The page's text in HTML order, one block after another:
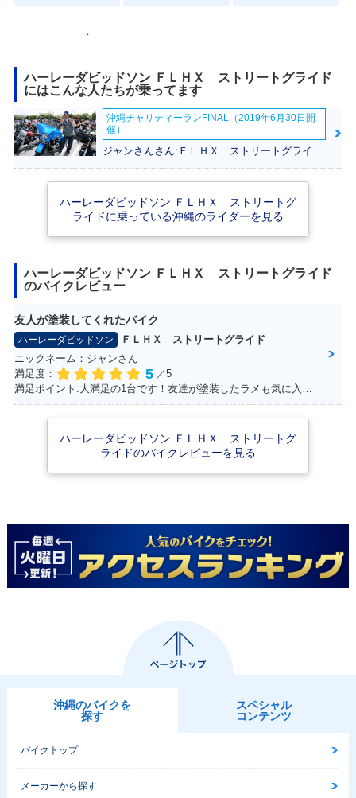
2018年 FLHX ANV
Street Glide Anniv
ersary・特別・限
定仕様
2018年 FLHX Stre
et Glide
2014年 FLHX Stre
et Glide・マイナー
チェンジ
2013年 FLHX103
Street Glide・カラ
ーチェンジ
2012年 FLHX103
Street Glide・マイ
2011年 FLHX Stre
et Glide・カラーチ
et Glide・カラーチ
2007年 FLHX Stre
et Glide
2006年 FLHX Stre
et Glide
ハーレーダビッドソン ＦＬＨＸ ストリートグライド
にはこんな人たちが乗ってます
沖縄チャリティーランFINAL（2019年6月30日開
催）
ハーレーダビッドソン ＦＬＨＸ ストリートグ
ライドに乗っている沖縄のライダーを見る
ハーレーダビッドソン ＦＬＨＸ ストリートグライド
のバイクレビュー
友人が塗装してくれたバイク
ハーレーダビッドソン
ＦＬＨＸ ストリートグライド
ニックネーム：ジャンさん
満足度：
5 ／5
ハーレーダビッドソン ＦＬＨＸ ストリートグ
ライドのバイクレビューを見る
沖縄のバイクを
探す
スペシャル
コンテンツ
バイクトップ
メーカーから探す